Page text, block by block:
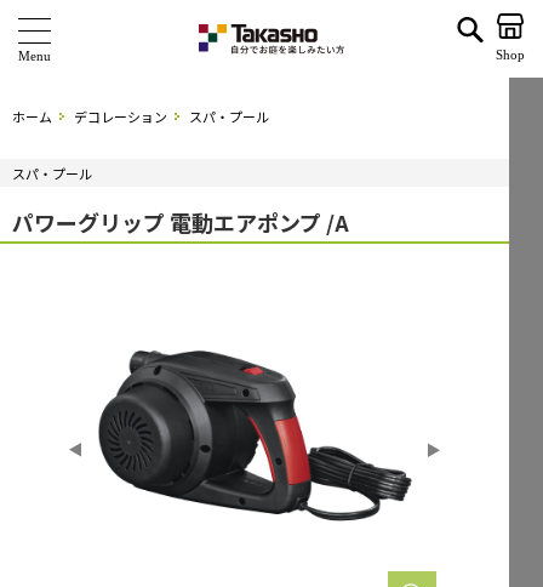
海外ブランド・シリーズ
関連サイト
Shop
ホーム デコレーション スパ・プール
スパ・プール
パワーグリップ 電動エアポンプ /A